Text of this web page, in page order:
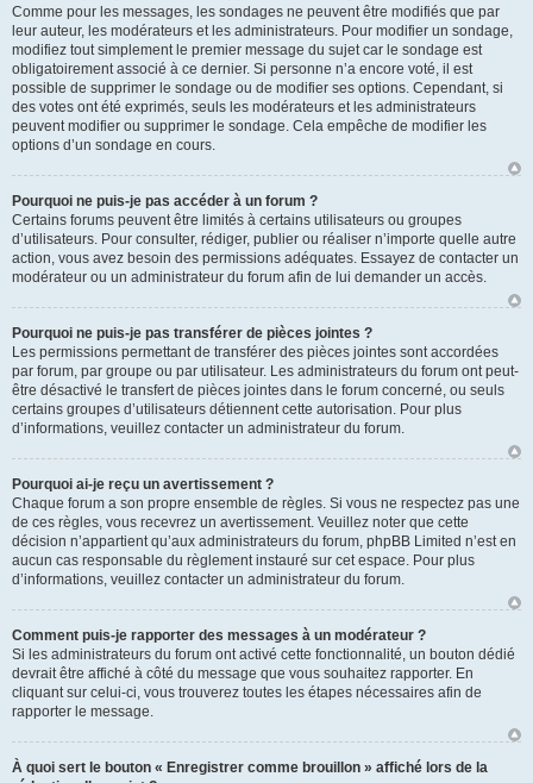
Comme pour les messages, les sondages ne peuvent être modifiés que par
leur auteur, les modérateurs et les administrateurs. Pour modifier un sondage,
modifiez tout simplement le premier message du sujet car le sondage est
obligatoirement associé à ce dernier. Si personne n’a encore voté, il est
possible de supprimer le sondage ou de modifier ses options. Cependant, si
des votes ont été exprimés, seuls les modérateurs et les administrateurs
peuvent modifier ou supprimer le sondage. Cela empêche de modifier les
options d’un sondage en cours.
Pourquoi ne puis-je pas accéder à un forum ?
Certains forums peuvent être limités à certains utilisateurs ou groupes
d’utilisateurs. Pour consulter, rédiger, publier ou réaliser n’importe quelle autre
action, vous avez besoin des permissions adéquates. Essayez de contacter un
modérateur ou un administrateur du forum afin de lui demander un accès.
Pourquoi ne puis-je pas transférer de pièces jointes ?
Les permissions permettant de transférer des pièces jointes sont accordées
par forum, par groupe ou par utilisateur. Les administrateurs du forum ont peut-
être désactivé le transfert de pièces jointes dans le forum concerné, ou seuls
certains groupes d’utilisateurs détiennent cette autorisation. Pour plus
d’informations, veuillez contacter un administrateur du forum.
Pourquoi ai-je reçu un avertissement ?
Chaque forum a son propre ensemble de règles. Si vous ne respectez pas une
de ces règles, vous recevrez un avertissement. Veuillez noter que cette
décision n’appartient qu’aux administrateurs du forum, phpBB Limited n’est en
aucun cas responsable du règlement instauré sur cet espace. Pour plus
d’informations, veuillez contacter un administrateur du forum.
Comment puis-je rapporter des messages à un modérateur ?
Si les administrateurs du forum ont activé cette fonctionnalité, un bouton dédié
devrait être affiché à côté du message que vous souhaitez rapporter. En
cliquant sur celui-ci, vous trouverez toutes les étapes nécessaires afin de
rapporter le message.
À quoi sert le bouton « Enregistrer comme brouillon » affiché lors de la